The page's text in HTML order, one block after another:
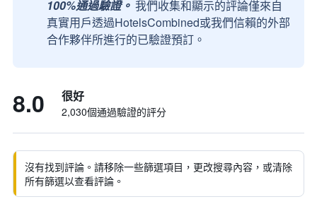
100%通過驗證。 我們收集和顯示的評論僅來自
真實用戶透過HotelsCombined或我們信賴的外部
合作夥伴所進行的已驗證預訂。
8.0 很好
2,030個通過驗證的評分
沒有找到評論。請移除一些篩選項目，更改搜尋內容，或清除
所有篩選以查看評論。